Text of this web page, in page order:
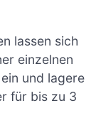
lassen sich
einzelnen
und lagere
für bis zu 3